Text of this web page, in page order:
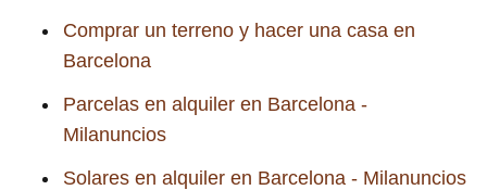
Comprar un terreno y hacer una casa en
Barcelona
Parcelas en alquiler en Barcelona -
Milanuncios
Solares en alquiler en Barcelona - Milanuncios